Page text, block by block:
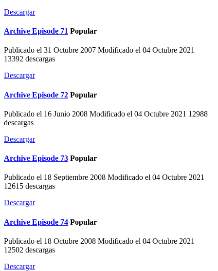
Descargar
Archive Episode 71 Popular
Publicado el 31 Octubre 2007 Modificado el 04 Octubre 2021
13392 descargas
Descargar
Archive Episode 72 Popular
Publicado el 16 Junio 2008 Modificado el 04 Octubre 2021 12988
descargas
Descargar
Archive Episode 73 Popular
Publicado el 18 Septiembre 2008 Modificado el 04 Octubre 2021
12615 descargas
Descargar
Archive Episode 74 Popular
Publicado el 18 Octubre 2008 Modificado el 04 Octubre 2021
12502 descargas
Descargar